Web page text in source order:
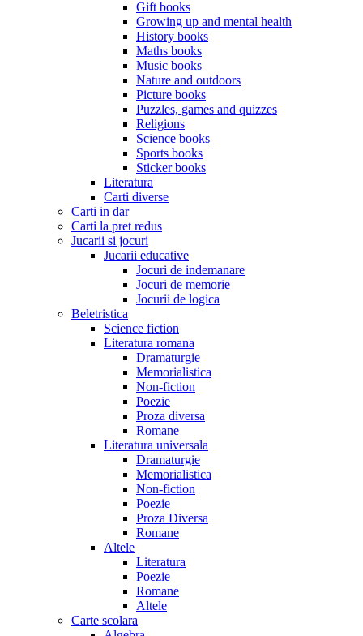
Gift books
Growing up and mental health
History books
Maths books
Music books
Nature and outdoors
Picture books
Puzzles, games and quizzes
Religions
Science books
Sports books
Sticker books
Literatura
Carti diverse
Carti in dar
Carti la pret redus
Jucarii si jocuri
Jucarii educative
Jocuri de indemanare
Jocuri de memorie
Jocurii de logica
Beletristica
Science fiction
Literatura romana
Dramaturgie
Memorialistica
Non-fiction
Poezie
Proza diversa
Romane
Literatura universala
Dramaturgie
Memorialistica
Non-fiction
Poezie
Proza Diversa
Romane
Altele
Literatura
Poezie
Romane
Altele
Carte scolara